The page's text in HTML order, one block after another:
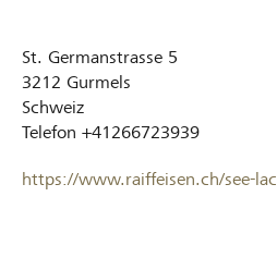
St. Germanstrasse 5
3212 Gurmels
Schweiz
Telefon +41266723939
https://www.raiffeisen.ch/see-lac